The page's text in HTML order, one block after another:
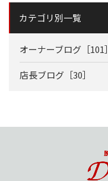
カテゴリ別一覧
オーナーブログ［101］
店長ブログ［30］